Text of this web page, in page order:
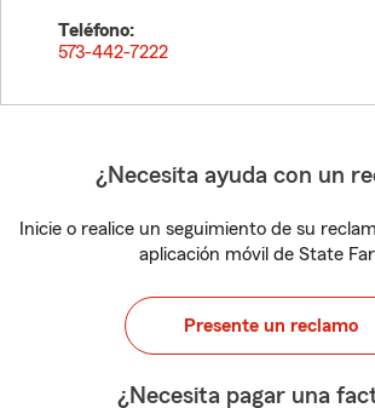
Teléfono:
573-442-7222
¿Necesita ayuda con un
Inicie o realice un seguimiento de su
aplicación móvil de State
Presente un reclamo
¿Necesita pagar una